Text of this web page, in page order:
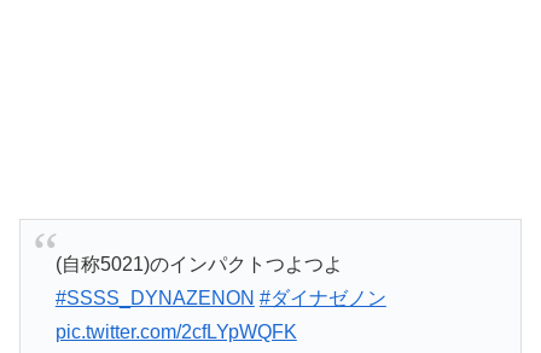
(自称5021)のインパクトつよつよ
#SSSS_DYNAZENON #ダイナゼノン
pic.twitter.com/2cfLYpWQFK